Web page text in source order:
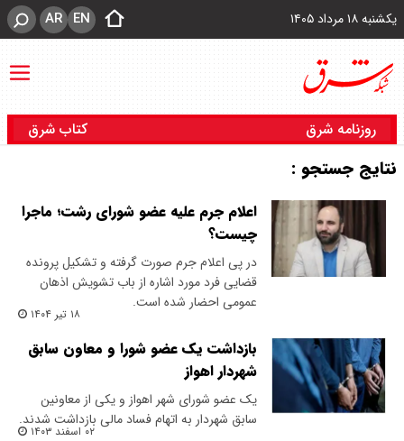
یکشنبه ۱۸ مرداد ۱۴۰۵ EN
AR
روزنامه شرق کتاب شرق
نتایج جستجو :
اعلام جرم علیه عضو شورای رشت؛ ماجرا
چیست؟
در پی اعلام جرم صورت گرفته و تشکیل پرونده
قضایی فرد مورد اشاره از باب تشویش اذهان
عمومی احضار شده است.
۱۸ تیر ۱۴۰۴
بازداشت یک عضو شورا و معاون سابق
شهردار اهواز
یک عضو شورای شهر اهواز و یکی از معاونین
سابق شهردار به اتهام فساد مالی بازداشت شدند.
۰۲ اسفند ۱۴۰۳